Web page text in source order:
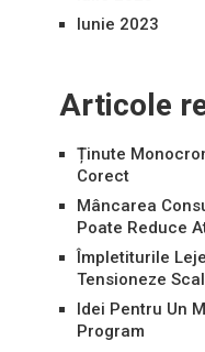
Iunie 2023
Articole
Ținute
Corect
Mâncarea
Poate Reduce
Împletiturile
Tensioneze
Idei Pentru Un
Program